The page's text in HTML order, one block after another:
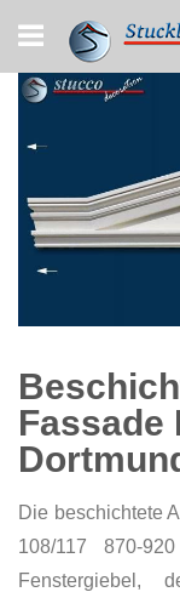
to
Content
Fassade
Die beschichtete
108/117 870-
Fenstergiebel,